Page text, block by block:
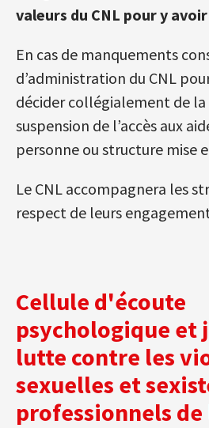
valeurs du CNL pour y avoir
En cas de manquements
d’administration du CNL
décider collégialement de la
suspension de l’accès aux
personne ou structure mise
Le CNL accompagnera les
respect de leurs
Cellule d'écoute
psychologique et
lutte contre les
sexuelles et
professionnels